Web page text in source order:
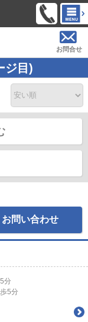
お問合せ
ジ目)
お問い合わせ
分
5分